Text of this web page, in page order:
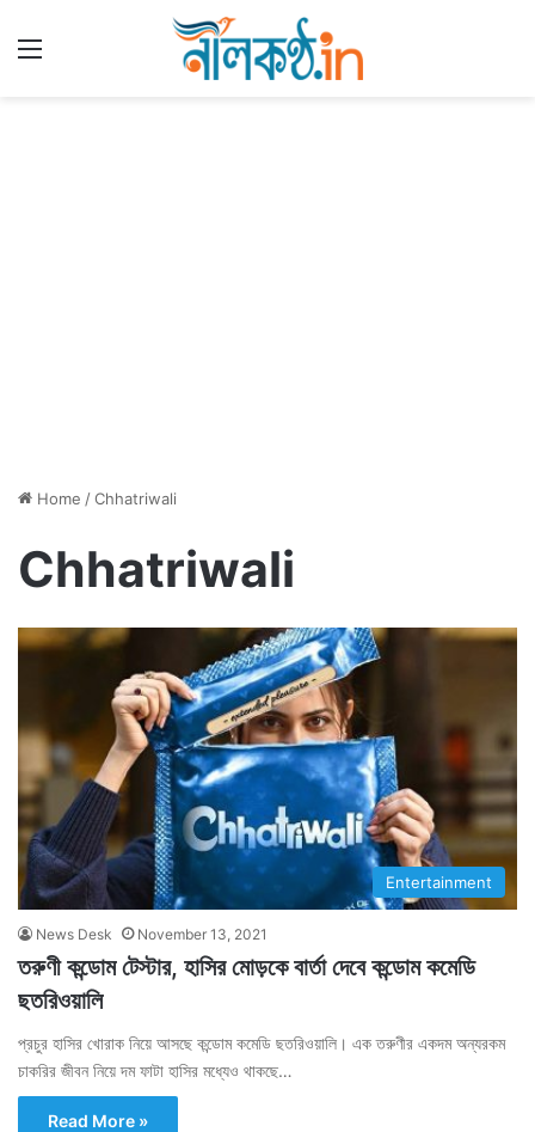
Home /Chhatriwali
Chhatriwali
Entertainment
News Desk November 13, 2021
তরুণী কন্ডোম টেস্টার, হাসির মোড়কে বার্তা দেবে কন্ডোম কমেডি
ছতরিওয়ালি
প্রচুর হাসির খোরাক নিয়ে আসছে কন্ডোম কমেডি ছতরিওয়ালি। এক তরুণীর একদম অন্যরকম
চাকরির জীবন নিয়ে দম ফাটা হাসির মধ্যেও থাকছে…
Read More »